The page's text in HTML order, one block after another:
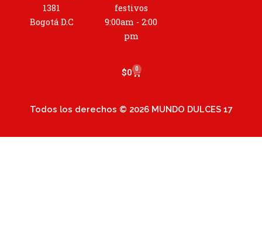
1381
Bogotá D.C
festivos
9:00am - 2:00
pm
$0 0
Cart
Todos los derechos © 2026 MUNDO DULCES 17